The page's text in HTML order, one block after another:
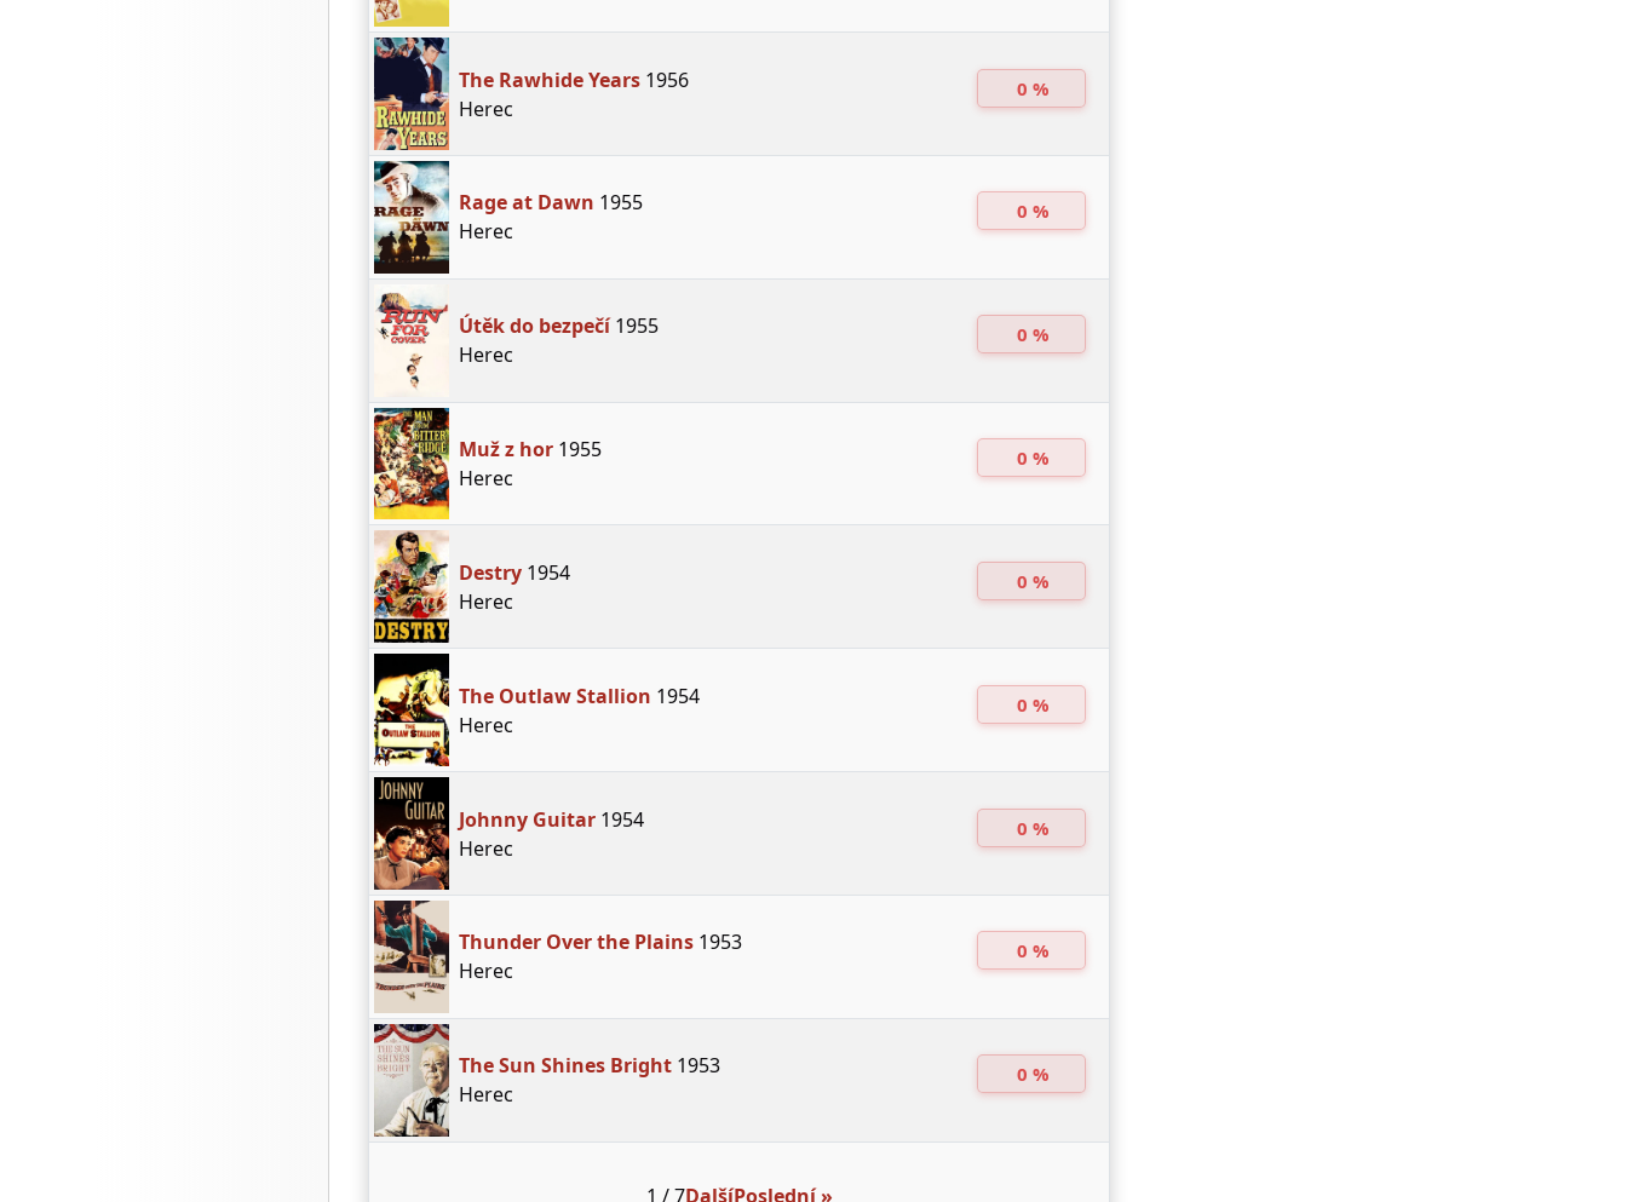
The Rawhide Years1956
Herec
0 %
Rage at Dawn 1955
Herec
0 %
Útěk do bezpečí1955
Herec
0 %
Muž z hor1955
Herec
0 %
Destry1954
Herec
0 %
The Outlaw Stallion 1954
Herec
0 %
Johnny Guitar1954
Herec
0 %
Thunder Over the Plains1953
Herec
0 %
The Sun Shines Bright1953
Herec
0 %
1 / 7DalšíPoslední »